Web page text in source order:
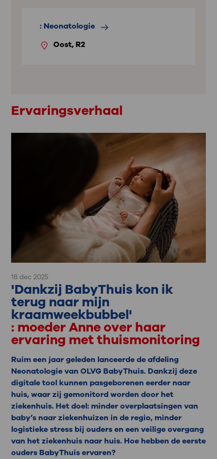
: Neonatologie
Oost, R2
Ervaringsverhaal
18 dec 2025
'Dankzij BabyThuis kon ik
terug naar mijn
kraamweekbubbel'
: moeder Anne over haar
ervaring met thuismonitoring
Ruim een jaar geleden lanceerde de afdeling
Neonatologie van OLVG BabyThuis. Dankzij deze
digitale tool kunnen pasgeborenen eerder naar
huis, waar zij gemonitord worden door het
ziekenhuis. Het doel: minder overplaatsingen van
baby’s naar ziekenhuizen in de regio, minder
logistieke stress bij ouders en een veilige overgang
van het ziekenhuis naar huis. Hoe hebben de eerste
ouders BabyThuis ervaren?